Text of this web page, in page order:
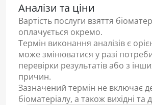
Аналізи та ціни
Вартість послуги взяття
оплачується окремо.
Термін виконання аналізів є
може змінюватися у разі
перевірки результатів або з
причин.
Зазначений термін не включає
біоматеріалу, а також вихідні та